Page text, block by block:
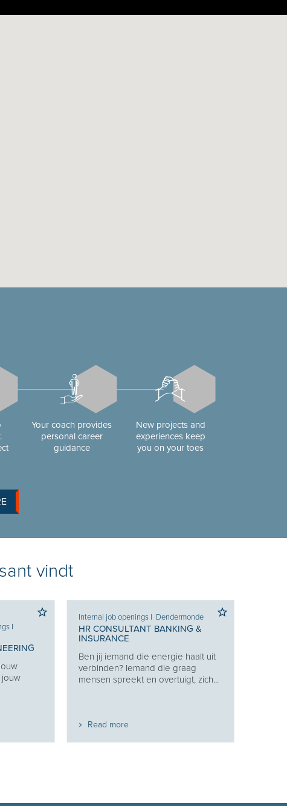
Your coach provides
personal career
guidance
New projects and
experiences keep
you on your toes
vindt
I
Internal job openings I Dendermonde
HR CONSULTANT BANKING &
INSURANCE
Ben jij iemand die energie haalt uit
verbinden? Iemand die graag
mensen spreekt en overtuigt, zich...
Read more